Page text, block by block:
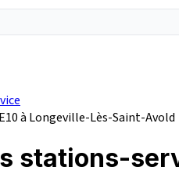
à Longeville-Lès-Saint-Avold
stations-